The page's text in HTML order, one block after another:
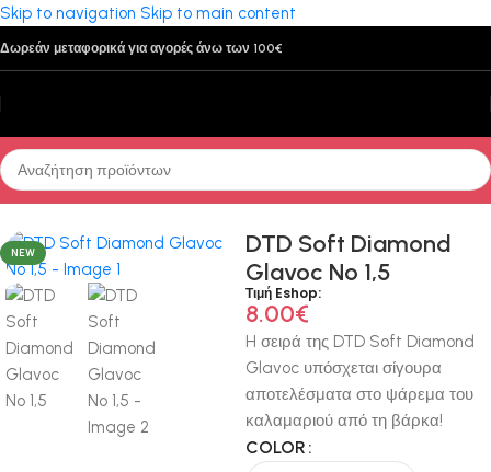
Skip to navigation Skip to main content
Δωρεάν μεταφορικά για αγορές άνω των 100€
Αρχική σελίδα/Τεχνητά Δολώματα/Καλαμαριέρες/Σκάφους
NEW
DTD Soft Diamond
Glavoc No 1,5
Τιμή Eshop:
8.00€
H σειρά της DTD Soft Diamond
Glavoc υπόσχεται σίγουρα
αποτελέσματα στο ψάρεμα του
καλαμαριού από τη βάρκα!
COLOR